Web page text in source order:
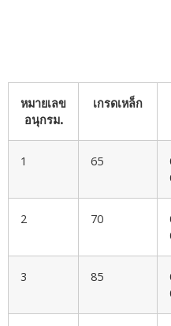
หมายเลข
อนุกรม.
เกรดเหล็ก
1 65
2 70
3 85